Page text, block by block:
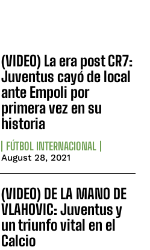
(VIDEO) La era post CR7:
Juventus cayó de local
ante Empoli por
primera vez en su
historia
FÚTBOL INTERNACIONAL
August 28, 2021
(VIDEO) DE LA MANO DE
VLAHOVIC: Juventus y
un triunfo vital en el
Calcio